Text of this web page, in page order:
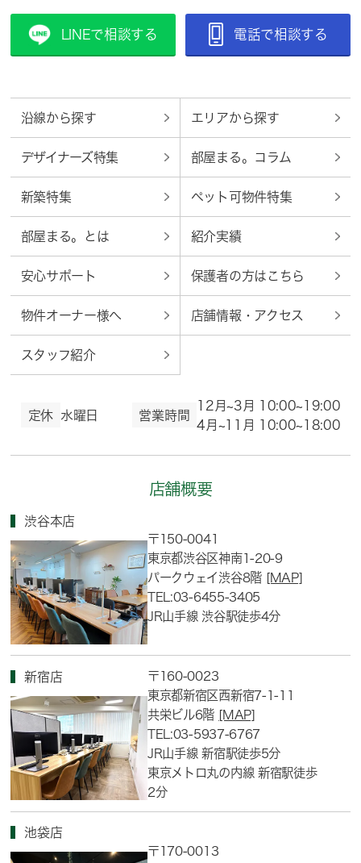
LINEで相談する 電話で相談する
沿線から探す エリアから探す
デザイナーズ特集 部屋まる。コラム
新築特集 ペット可物件特集
部屋まる。とは 紹介実績
安心サポート 保護者の方はこちら
物件オーナー様へ 店舗情報・アクセス
スタッフ紹介
定休 水曜日 営業時間
12月~3月 10:00~19:00
4月~11月 10:00~18:00
店舗概要
渋谷本店
〒150-0041
東京都渋谷区神南1-20-9
パークウェイ渋谷8階 [MAP]
TEL:03-6455-3405
JR山手線 渋谷駅徒歩4分
新宿店
〒160-0023
東京都新宿区西新宿7-1-11
共栄ビル6階 [MAP]
TEL:03-5937-6767
JR山手線 新宿駅徒歩5分
東京メトロ丸の内線 新宿駅徒歩
2分
池袋店
〒170-0013